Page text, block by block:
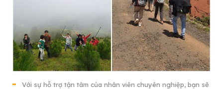
Với sự hỗ trợ tận tâm của nhân viên chuyên nghiệp, bạn sẽ